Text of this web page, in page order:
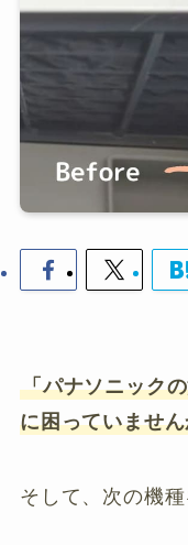
「パナソニック
に困っていませ
そして、次の機種